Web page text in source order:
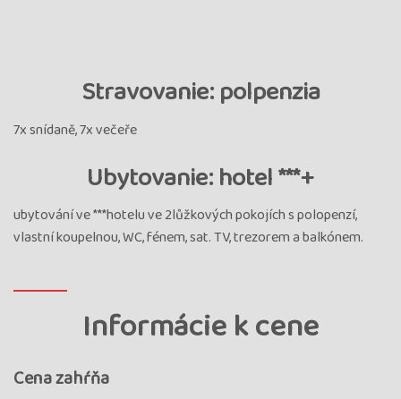
Stravovanie: polpenzia
7x snídaně, 7x večeře
Ubytovanie: hotel ***+
ubytování ve ***hotelu ve 2lůžkových pokojích s polopenzí,
vlastní koupelnou, WC, fénem, sat. TV, trezorem a balkónem.
Informácie k cene
Cena zahŕňa